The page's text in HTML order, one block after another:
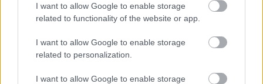
I want to allow Google to enable storage
related to functionality of the website or app.
I want to allow Google to enable storage
related to personalization.
I want to allow Google to enable storage